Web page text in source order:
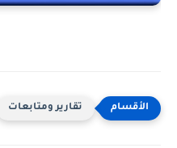
تقارير ومتابعات